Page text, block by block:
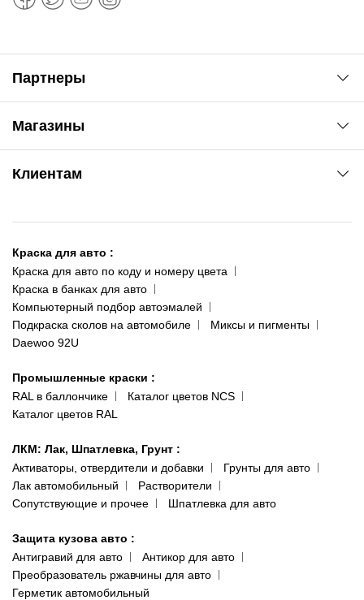
Магазины
ул. Рабочая, 2-а
093 611-39-23
(ориентир: Интайм №40)
Одесса
пр-т Акад. Глушко, 29
066 554-97-70
Клиентам
Доставка и оплата
Сотрудничество
Наши публикации
Публичная оферта
Политика конфиденциальности
Партнеры
Краска для авто :
Краска для авто по коду и номеру цвета
Краска в банках для авто
Компьютерный подбор автоэмалей
Подкраска сколов на автомобиле
Миксы и пигменты
Daewoo 92U
Промышленные краски :
RAL в баллончике
Каталог цветов NCS
Каталог цветов RAL
ЛКМ: Лак, Шпатлевка, Грунт :
Активаторы, отвердители и добавки
Грунты для авто
Лак автомобильный
Растворители
Сопутствующие и прочее
Шпатлевка для авто
Защита кузова авто :
Антигравий для авто
Антикор для авто
Преобразователь ржавчины для авто
Герметик автомобильный